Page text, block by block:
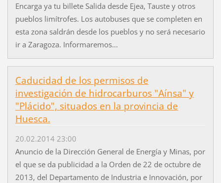
Encarga ya tu billete Salida desde Ejea, Tauste y otros
pueblos limítrofes. Los autobuses que se completen en
esta zona saldrán desde los pueblos y no será necesario
ir a Zaragoza. Informaremos...
Caducidad de los permisos de
investigación de hidrocarburos "Aínsa" y
"Plácido", situados en la provincia de
Huesca.
20.02.2014 23:00
Anuncio de la Dirección General de Energía y Minas, por
el que se da publicidad a la Orden de 22 de octubre de
2013, del Departamento de Industria e Innovación, por